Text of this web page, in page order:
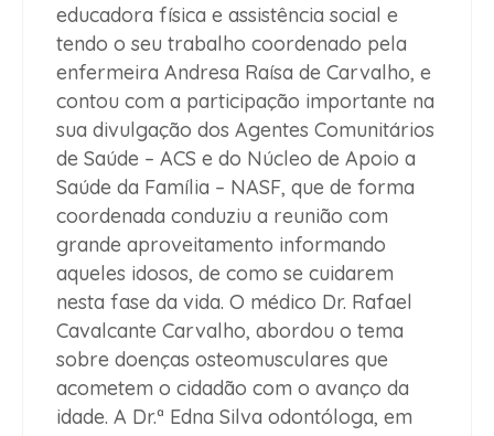
educadora física e assistência social e
tendo o seu trabalho coordenado pela
enfermeira Andresa Raísa de Carvalho, e
contou com a participação importante na
sua divulgação dos Agentes Comunitários
de Saúde – ACS e do Núcleo de Apoio a
Saúde da Família – NASF, que de forma
coordenada conduziu a reunião com
grande aproveitamento informando
aqueles idosos, de como se cuidarem
nesta fase da vida. O médico Dr. Rafael
Cavalcante Carvalho, abordou o tema
sobre doenças osteomusculares que
acometem o cidadão com o avanço da
idade. A Dr.ª Edna Silva odontóloga, em